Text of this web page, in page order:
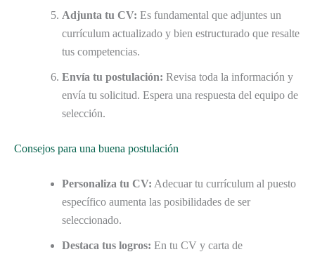
Adjunta tu CV: Es fundamental que adjuntes un
currículum actualizado y bien estructurado que resalte
tus competencias.
Envía tu postulación: Revisa toda la información y
envía tu solicitud. Espera una respuesta del equipo de
selección.
Consejos para una buena postulación
Personaliza tu CV: Adecuar tu currículum al puesto
específico aumenta las posibilidades de ser
seleccionado.
Destaca tus logros: En tu CV y carta de